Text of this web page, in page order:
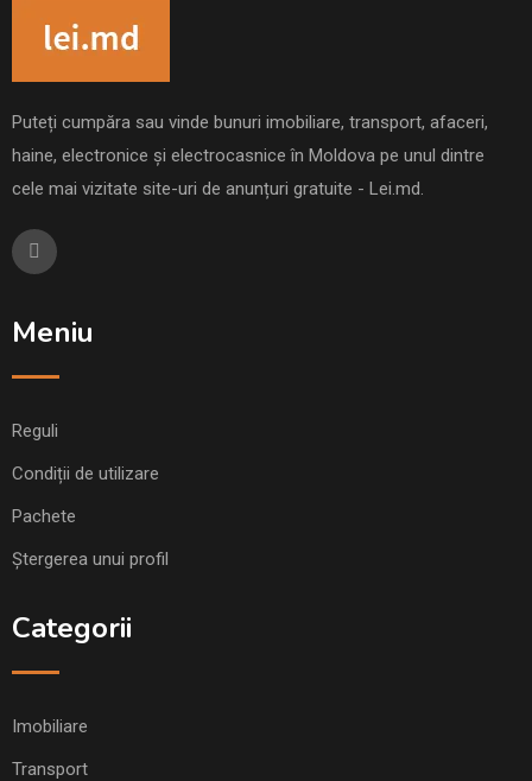
Puteți cumpăra sau vinde bunuri imobiliare, transport, afaceri,
haine, electronice și electrocasnice în Moldova pe unul dintre
cele mai vizitate site-uri de anunțuri gratuite - Lei.md.
Meniu
Reguli
Condiții de utilizare
Pachete
Ștergerea unui profil
Categorii
Imobiliare
Transport